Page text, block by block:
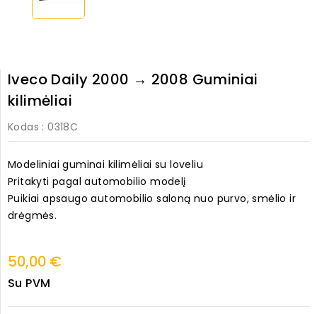
Iveco Daily 2000 → 2008 Guminiai
kilimėliai
Kodas : 0318C
Modeliniai guminai kilimėliai su loveliu
Pritakyti pagal automobilio modelį
Puikiai apsaugo automobilio saloną nuo purvo, smėlio ir
drėgmės.
50,00 €
Su PVM